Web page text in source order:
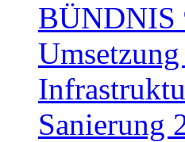
BÜNDNIS
Sanierung